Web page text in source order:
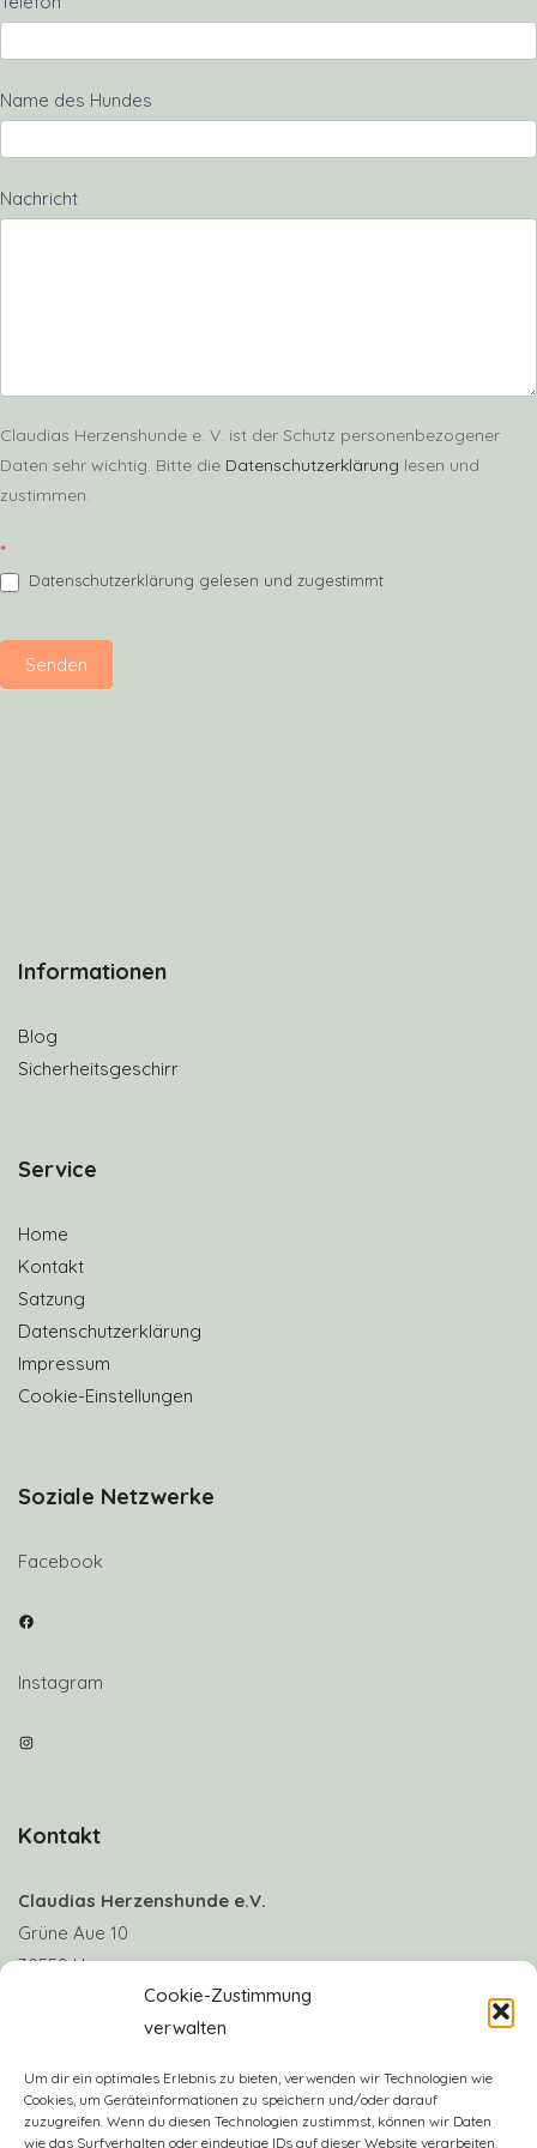
Cookie-Zustimmung
verwalten
Um dir ein optimales Erlebnis zu bieten, verwenden wir Technologien wie
Cookies, um Geräteinformationen zu speichern und/oder darauf
zuzugreifen. Wenn du diesen Technologien zustimmst, können wir Daten
wie das Surfverhalten oder eindeutige IDs auf dieser Website verarbeiten.
Name des Hundes
Nachricht
Claudias Herzenshunde e. V. ist der Schutz personenbezogener
Daten sehr wichtig. Bitte die Datenschutzerklärung lesen und
zustimmen.
*
Datenschutzerklärung gelesen und zugestimmt
Senden
Informationen
Blog
Sicherheitsgeschirr
Service
Home
Kontakt
Satzung
Datenschutzerklärung
Impressum
Cookie-Einstellungen
Soziale Netzwerke
Facebook
Facebook
Instagram
Instagram
Kontakt
Claudias Herzenshunde e.V.
Grüne Aue 10
30559 Hannover
Telefon: +49 170 8063922
Vereinskonto: Deutsche Skatbank